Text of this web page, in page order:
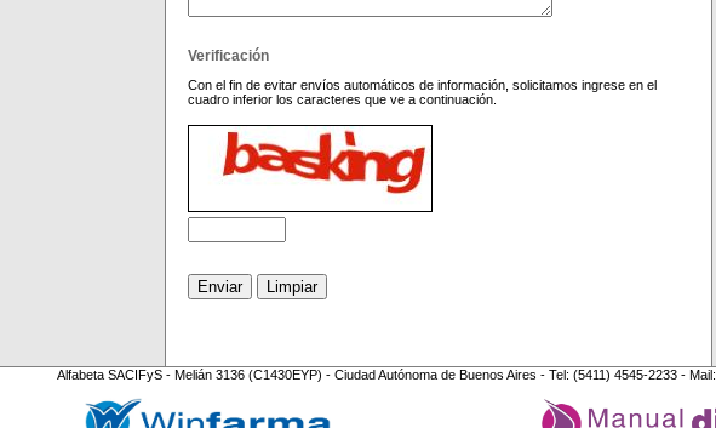
Verificación
Con el fin de evitar envíos automáticos de información, solicitamos ingrese en el
cuadro inferior los caracteres que ve a continuación.
Alfabeta SACIFyS - Melián 3136 (C1430EYP) - Ciudad Autónoma de Buenos Aires - Tel: (5411) 4545-2233 - Mail: